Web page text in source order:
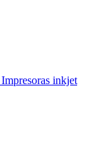
Impresoras inkjet